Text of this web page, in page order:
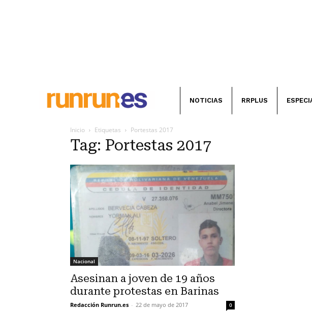
NOTICIAS RRPLUS
Inicio Etiquetas Portestas 2017
Tag: Portestas 2017
Nacional
Asesinan a joven de 19 años
durante protestas en Barinas
Redacción Runrun.es - 22 de mayo de 2017 0